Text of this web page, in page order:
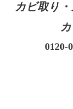
カビ取り
0120-